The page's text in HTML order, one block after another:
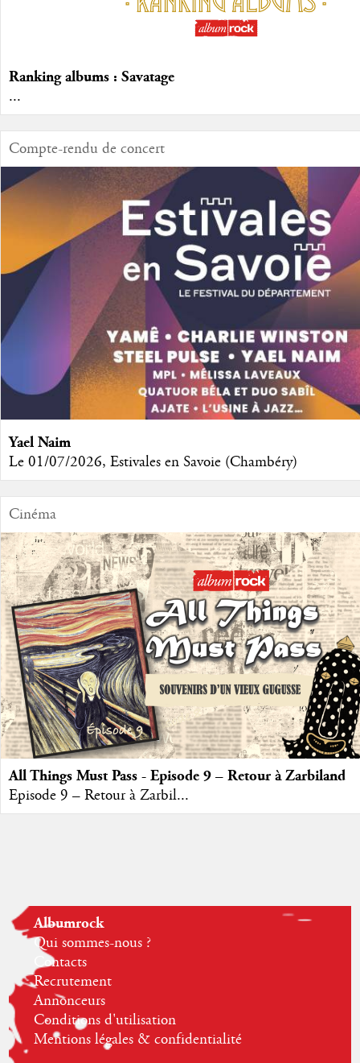
Ranking albums : Savatage
...
Compte-rendu de concert
Yael Naim
Le 01/07/2026, Estivales en Savoie (Chambéry)
Cinéma
All Things Must Pass - Episode 9 – Retour à Zarbiland
Episode 9 – Retour à Zarbil...
Albumrock
Qui sommes-nous ?
Contacts
Recrutement
Annonceurs
Conditions d'utilisation
Mentions légales & confidentialité